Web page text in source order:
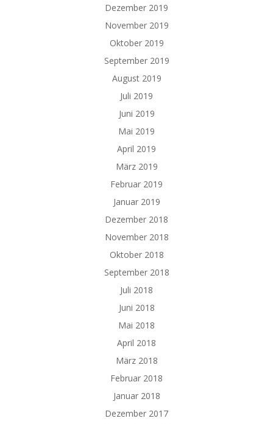
Dezember 2019
November 2019
Oktober 2019
September 2019
August 2019
Juli 2019
Juni 2019
Mai 2019
April 2019
März 2019
Februar 2019
Januar 2019
Dezember 2018
November 2018
Oktober 2018
September 2018
Juli 2018
Juni 2018
Mai 2018
April 2018
März 2018
Februar 2018
Januar 2018
Dezember 2017